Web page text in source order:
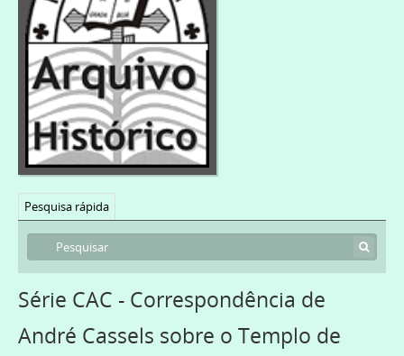
Pesquisa rápida
Série CAC - Correspondência de
André Cassels sobre o Templo de